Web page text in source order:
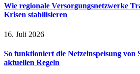
Wie regionale Versorgungsnetzwerke
Krisen stabilisieren
16. Juli 2026
So funktioniert die Netzeinspeisung von
aktuellen Regeln